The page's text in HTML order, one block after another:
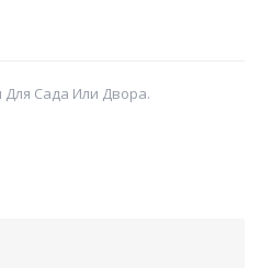
Сада Или Двора.